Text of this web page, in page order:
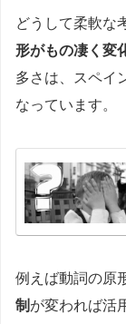
どうして柔軟な
形がもの凄く変
多さは、スペイ
なっています。
例えば動詞の原
制 が変われば活